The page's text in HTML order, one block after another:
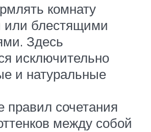
комнату
или блестящими
Здесь
исключительно
и натуральные
сочетания
между собой